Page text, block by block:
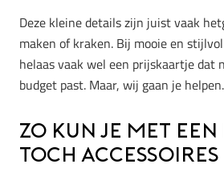
Deze kleine details zijn juist vaak
maken of kraken. Bij mooie en
helaas vaak wel een prijskaartje dat
budget past. Maar, wij gaan je helpen.
Zo kun je met
toch accessoires